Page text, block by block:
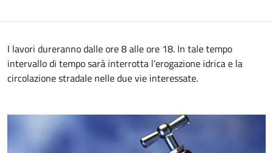
I lavori dureranno dalle ore 8 alle ore 18. In tale tempo
intervallo di tempo sarà interrotta l’erogazione idrica e la
circolazione stradale nelle due vie interessate.